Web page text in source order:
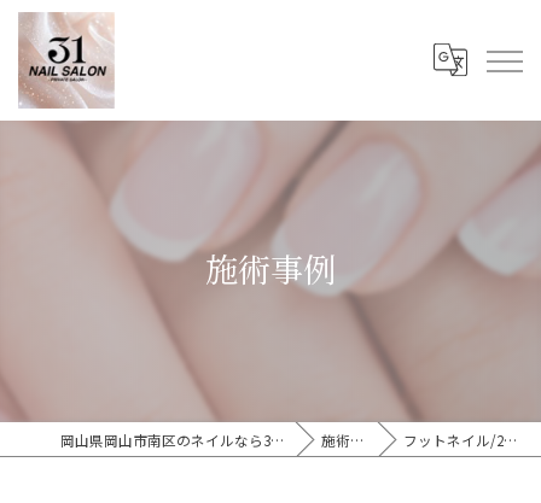
施術事例
岡山県岡山市南区のネイルなら31Nail Salon 施術事例 フットネイル/2色使い